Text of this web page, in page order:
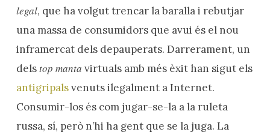
legal, que ha volgut trencar la baralla i rebutjar
una massa de consumidors que avui és el nou
inframercat dels depauperats. Darrerament, un
delstop manta virtuals amb més èxit han sigut els
antigripalsvenuts ilegalment a Internet.
Consumir-los és com jugar-se-la a la ruleta
russa, sí, però n’hi ha gent que se la juga. La